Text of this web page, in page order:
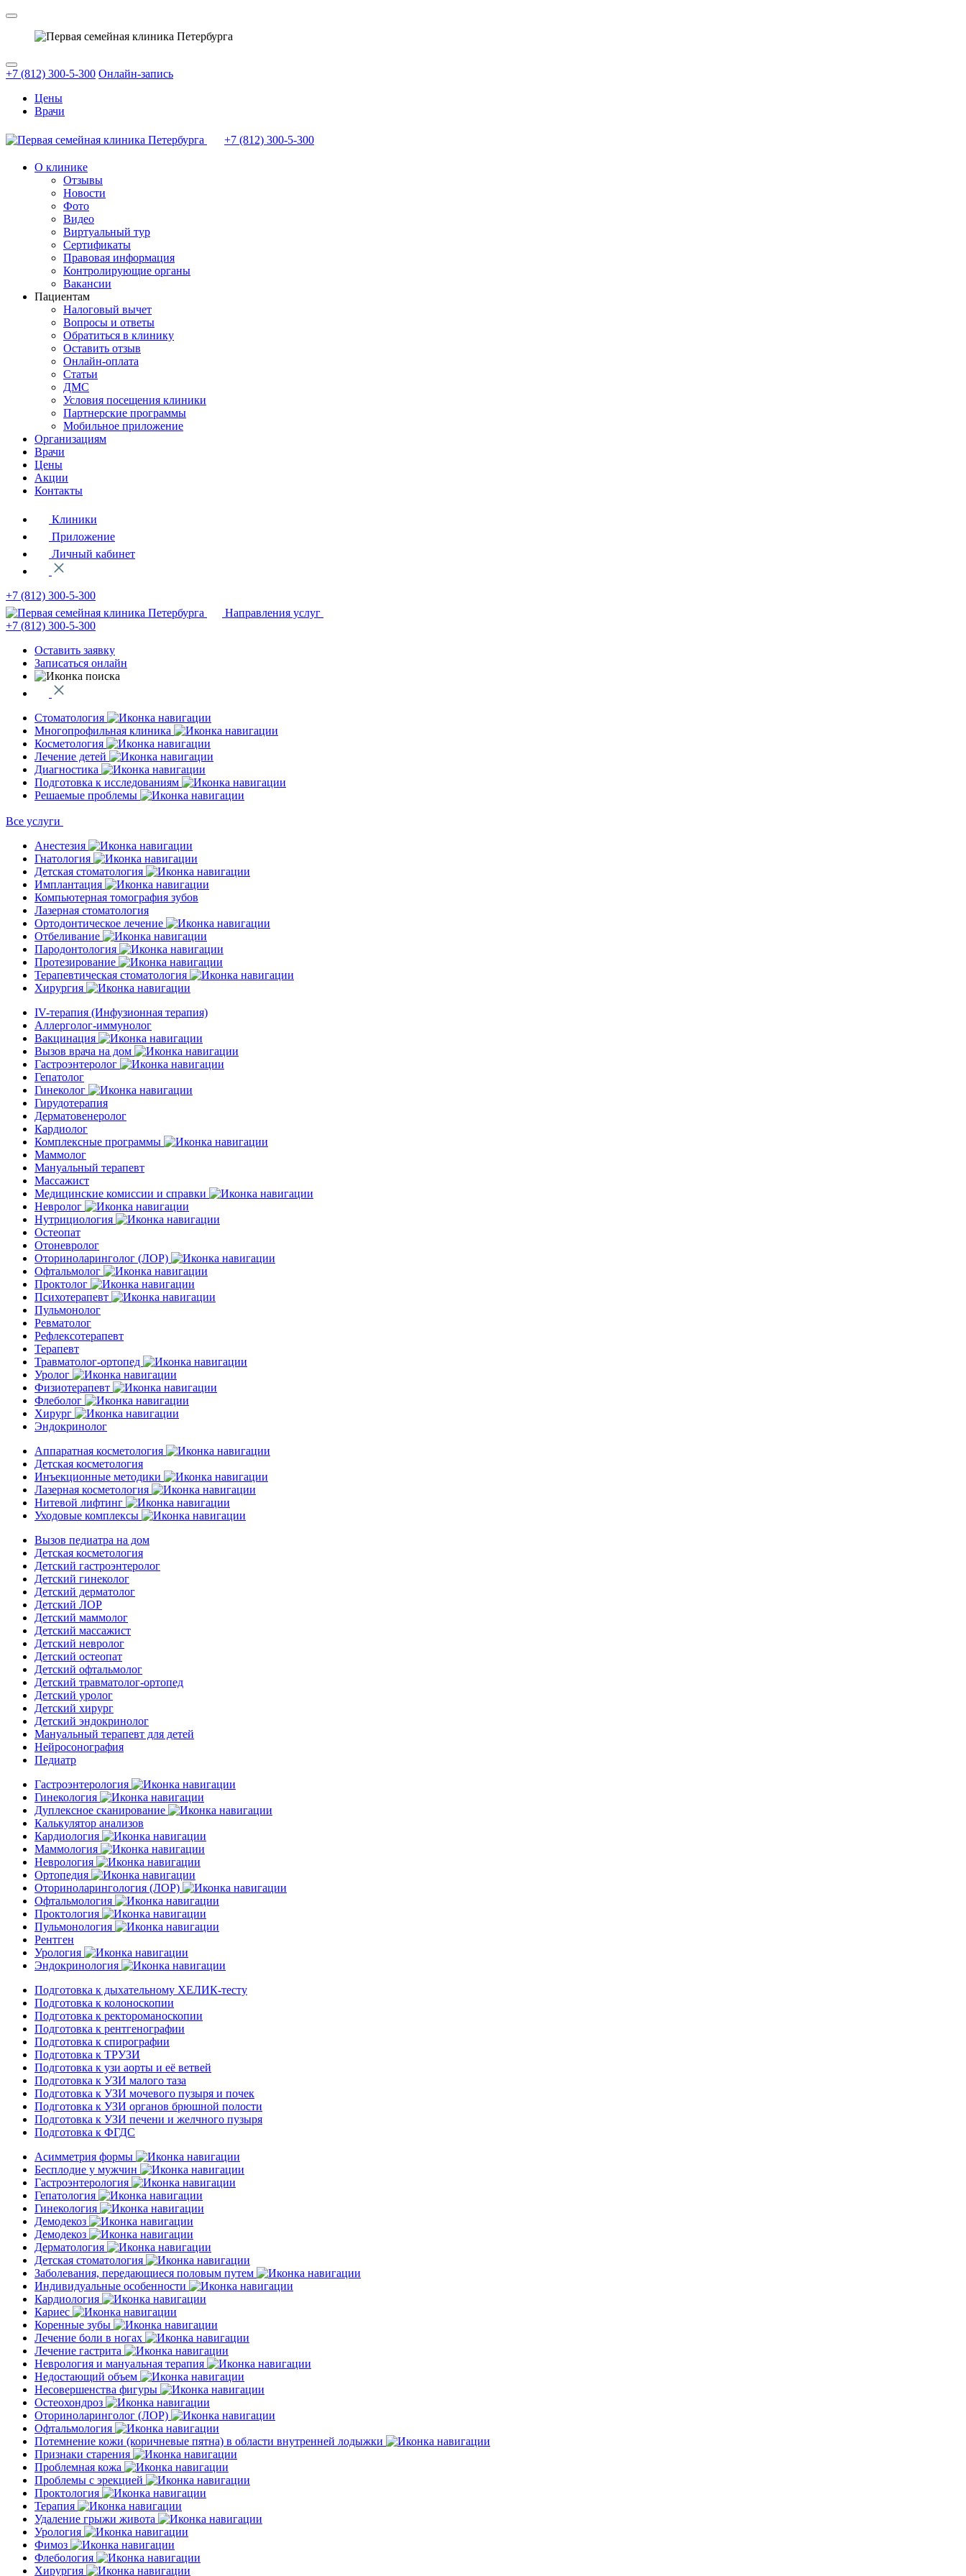
+7 (812) 300-5-300 Онлайн-запись
Цены
Врачи
+7 (812) 300-5-300
О клинике
Отзывы
Новости
Фото
Видео
Виртуальный тур
Сертификаты
Правовая информация
Контролирующие органы
Вакансии
Пациентам
Налоговый вычет
Вопросы и ответы
Обратиться в клинику
Оставить отзыв
Онлайн-оплата
Статьи
ДМС
Условия посещения клиники
Партнерские программы
Мобильное приложение
Организациям
Врачи
Цены
Акции
Контакты
Клиники
Приложение
Личный кабинет
+7 (812) 300-5-300
Направления услуг
+7 (812) 300-5-300
Оставить заявку
Записаться онлайн
Стоматология
Многопрофильная клиника
Косметология
Лечение детей
Диагностика
Подготовка к исследованиям
Решаемые проблемы
Все услуги
Анестезия
Гнатология
Детская стоматология
Имплантация
Компьютерная томография зубов
Лазерная стоматология
Ортодонтическое лечение
Отбеливание
Пародонтология
Протезирование
Терапевтическая стоматология
Хирургия
IV-терапия (Инфузионная терапия)
Аллерголог-иммунолог
Вакцинация
Вызов врача на дом
Гастроэнтеролог
Гепатолог
Гинеколог
Гирудотерапия
Дерматовенеролог
Кардиолог
Комплексные программы
Маммолог
Мануальный терапевт
Массажист
Медицинские комиссии и справки
Невролог
Нутрициология
Остеопат
Отоневролог
Оториноларинголог (ЛОР)
Офтальмолог
Проктолог
Психотерапевт
Пульмонолог
Ревматолог
Рефлексотерапевт
Терапевт
Травматолог-ортопед
Уролог
Физиотерапевт
Флеболог
Хирург
Эндокринолог
Аппаратная косметология
Детская косметология
Инъекционные методики
Лазерная косметология
Нитевой лифтинг
Уходовые комплексы
Вызов педиатра на дом
Детская косметология
Детский гастроэнтеролог
Детский гинеколог
Детский дерматолог
Детский ЛОР
Детский маммолог
Детский массажист
Детский невролог
Детский остеопат
Детский офтальмолог
Детский травматолог-ортопед
Детский уролог
Детский хирург
Детский эндокринолог
Мануальный терапевт для детей
Нейросонография
Педиатр
Гастроэнтерология
Гинекология
Дуплексное сканирование
Калькулятор анализов
Кардиология
Маммология
Неврология
Ортопедия
Оториноларингология (ЛОР)
Офтальмология
Проктология
Пульмонология
Рентген
Урология
Эндокринология
Подготовка к дыхательному ХЕЛИК-тесту
Подготовка к колоноскопии
Подготовка к ректороманоскопии
Подготовка к рентгенографии
Подготовка к спирографии
Подготовка к ТРУЗИ
Подготовка к узи аорты и её ветвей
Подготовка к УЗИ малого таза
Подготовка к УЗИ мочевого пузыря и почек
Подготовка к УЗИ органов брюшной полости
Подготовка к УЗИ печени и желчного пузыря
Подготовка к ФГДС
Асимметрия формы
Бесплодие у мужчин
Гастроэнтерология
Гепатология
Гинекология
Демодекоз
Демодекоз
Дерматология
Детская стоматология
Заболевания, передающиеся половым путем
Индивидуальные особенности
Кардиология
Кариес
Коренные зубы
Лечение боли в ногах
Лечение гастрита
Неврология и мануальная терапия
Недостающий объем
Несовершенства фигуры
Остеохондроз
Оториноларинголог (ЛОР)
Офтальмология
Потемнение кожи (коричневые пятна) в области внутренней лодыжки
Признаки старения
Проблемная кожа
Проблемы с эрекцией
Проктология
Терапия
Удаление грыжи живота
Урология
Фимоз
Флебология
Хирургия